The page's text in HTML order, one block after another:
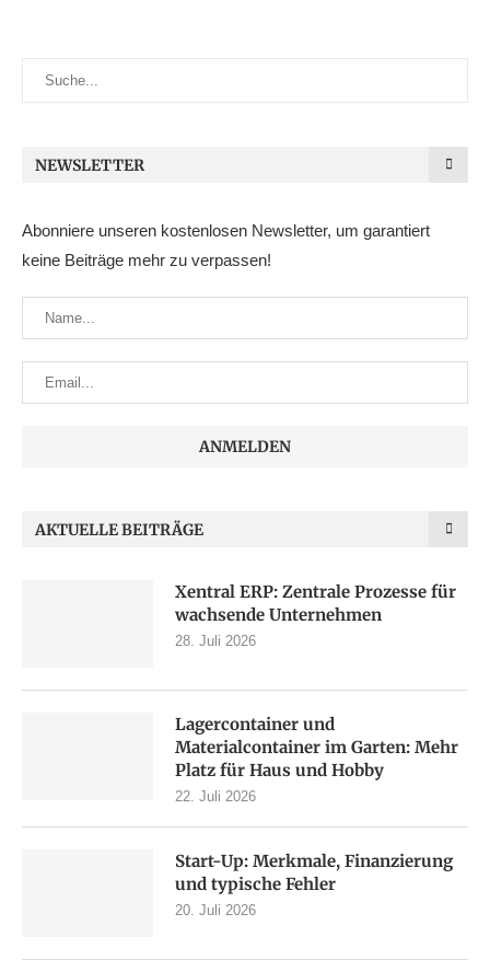
NEWSLETTER
Abonniere unseren kostenlosen Newsletter, um garantiert
keine Beiträge mehr zu verpassen!
AKTUELLE BEITRÄGE
Xentral ERP: Zentrale Prozesse für
wachsende Unternehmen
28. Juli 2026
Lagercontainer und
Materialcontainer im Garten: Mehr
Platz für Haus und Hobby
22. Juli 2026
Start-Up: Merkmale, Finanzierung
und typische Fehler
20. Juli 2026